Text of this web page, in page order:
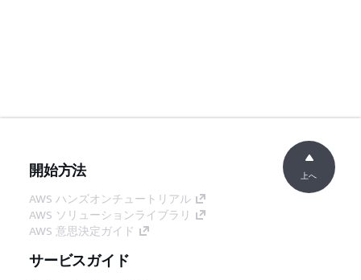
開始方法
AWS ハンズオンチュートリアル
AWS ソリューションライブラリ
AWS 意思決定ガイド
サービスガイド
上へ